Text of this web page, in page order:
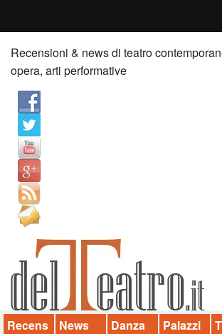
Home
Recensioni
Anticipazioni
News
Palazzi consiglia
Video
Chi siamo
Contatti
dT in English
Recensioni & news di teatro
opera, arti performative
Recens
News Danza
Palazzi